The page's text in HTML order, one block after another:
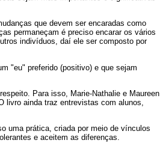
que devem ser encaradas como
permaneçam é preciso encarar os vários
indivíduos, daí ele ser composto por
"eu" preferido (positivo) e que sejam
Para isso, Marie-Nathalie e Maureen
livro ainda traz entrevistas com alunos,
uma prática, criada por meio de vínculos
e aceitem as diferenças.